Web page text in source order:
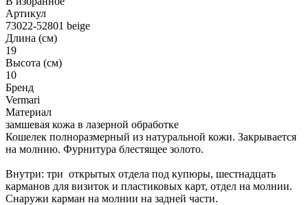
Артикул
73022-52801 beige
Длина (см)
19
Высота (см)
10
Бренд
Vermari
Материал
замшевая кожа в лазерной обработке
Кошелек полноразмерный из натуральной кожи. Закрывается
на молнию. Фурнитура блестящее золото.
Внутри: три открытых отдела под купюры, шестнадцать
карманов для визиток и пластиковых карт, отдел на молнии.
Снаружи карман на молнии на задней части.